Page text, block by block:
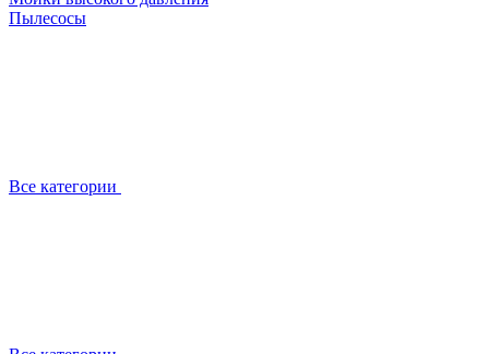
Пылесосы
Все категории